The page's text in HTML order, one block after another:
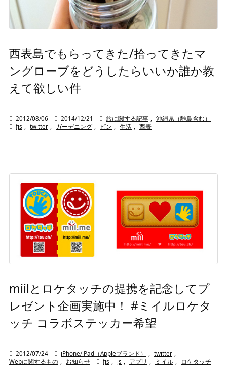
西表島でもらってきた/拾ってきたマ
ングローブをどうしたらいいか誰か教
えて欲しい件
 2012/08/06  2014/12/21  旅に関する記事
沖縄県（離島含む）
 fjs twitter ガーデニング ビン 生活 西表
miilとロケタッチの提携を記念してプ
レゼント企画実施中！ #ミイルロケタ
ッチ コラボステッカー希望
 2012/07/24  iPhone/iPad（Appleブランド） twitter
Webに関するもの
お知らせ  fjs js アプリ ミイル ロケタッチ